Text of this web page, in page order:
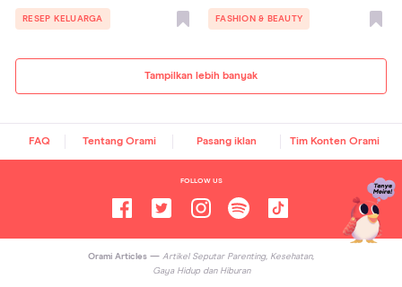
Tampilkan lebih banyak
RESEP KELUARGA FASHION & BEAUTY
FAQ Tentang Orami Pasang iklan Tim Konten Orami
FOLLOW US
Orami Articles — Artikel Seputar Parenting, Kesehatan,
Gaya Hidup dan Hiburan